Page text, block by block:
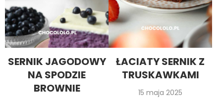
SERNIK JAGODOWY
NA SPODZIE
BROWNIE
ŁACIATY SERNIK Z
TRUSKAWKAMI
15 maja 2025